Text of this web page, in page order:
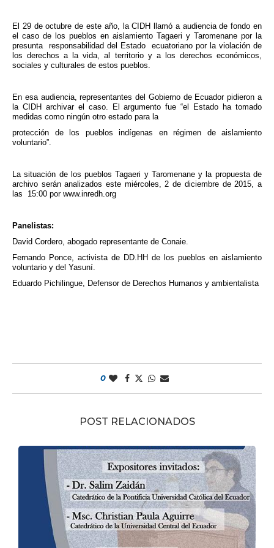
El 29 de octubre de este año, la CIDH llamó a audiencia de fondo en
el caso de los pueblos en aislamiento Tagaeri y Taromenane por la
presunta responsabilidad del Estado ecuatoriano por la violación de
los derechos a la vida, al territorio y a los derechos económicos,
sociales y culturales de estos pueblos.
En esa audiencia, representantes del Gobierno de Ecuador pidieron a
la CIDH archivar el caso. El argumento fue “el Estado ha tomado
medidas como ningún otro estado para la
protección de los pueblos indígenas en régimen de aislamiento
voluntario”.
La situación de los pueblos Tagaeri y Taromenane y la propuesta de
archivo serán analizados este miércoles, 2 de diciembre de 2015, a
las 15:00 por www.inredh.org
Panelistas:
David Cordero, abogado representante de Conaie.
Fernando Ponce, activista de DD.HH de los pueblos en aislamiento
voluntario y del Yasuní.
Eduardo Pichilingue, Defensor de Derechos Humanos y ambientalista
0
POST RELACIONADOS